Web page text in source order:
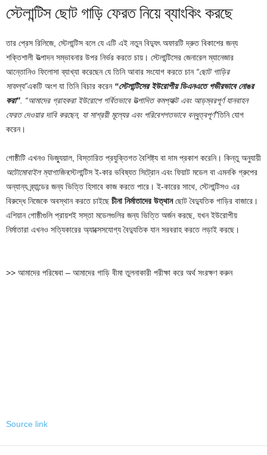
স্টেলান্টিস ছোট গাড়ি ফেরত নিয়ে ব্যাংকিং করছে
তার প্রেস রিলিজে, স্টেলান্টিস বলে যে এটি এই নতুন বিদ্যুৎ অফারটি দ্রুত বিকাশের জন্য
শক্তিশালী উত্পাদন সম্ভাবনার উপর নির্ভর করতে চায়। স্টেলান্টিসের জেনারেল ম্যানেজার
আন্তোনিও ফিলোসা ব্যাখ্যা করেছেন যে তিনি আবার সংযোগ করতে চান “ছোট গাড়ির
সাফল্য”একটি অংশ যা তিনি বিচার করেন “স্টেলান্টিসের ইউরোপীয় ডিএনএতে গভীরভাবে নোঙর
করা” . “আমাদের গ্রাহকরা ইউরোপে গর্বিতভাবে উত্পাদিত কমপ্যাক্ট এবং আড়ম্বরপূর্ণ যানবাহন
ফেরত দেওয়ার দাবি করছেন, যা সাশ্রয়ী মূল্যের এবং পরিবেশগতভাবে বন্ধুত্বপূর্ণ”তিনি যোগ
করেন।
গোষ্ঠীটি এখনও ভিজ্যুয়াল, বিস্তারিত প্রযুক্তিগত বৈশিষ্ট্য বা দাম প্রকাশ করেনি। কিন্তু অনুযায়ী
অটোমোবাইল ম্যাগাজিনস্টেলান্টিস ই-কার ভবিষ্যত সিট্রোন এবং ফিয়াট মডেল বা এমনকি গ্রুপের
অন্যান্য ব্র্যান্ডের জন্য ভিত্তি হিসাবে কাজ করতে পারে। ই-কারের সাথে, স্টেলান্টিসও এর
বিরুদ্ধে নিজেকে অবস্থান করতে চাইছে চীনা নির্মাতাদের উত্থানছোট বৈদ্যুতিক গাড়ির বাজারে।
এশিয়ান গোষ্ঠীগুলি প্রায়শই সস্তা মডেলগুলির জন্য ভিত্তি অর্জন করছে, যখন ইউরোপীয়
নির্মাতারা এখনও সত্যিকারের অ্যাক্সেসযোগ্য বৈদ্যুতিক যান সরবরাহ করতে লড়াই করছে।
>> আমাদের পরিষেবা – আমাদের গাড়ি বীমা তুলনাকারী পরীক্ষা করে অর্থ সংরক্ষণ করুন
Source link